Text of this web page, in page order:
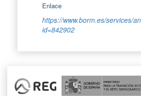
Enlace
https://www.borm.es/services/
id=842902